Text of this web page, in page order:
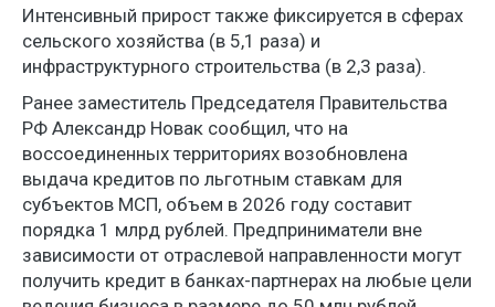
Интенсивный прирост также фиксируется в сферах
сельского хозяйства (в 5,1 раза) и
инфраструктурного строительства (в 2,3 раза).
Ранее заместитель Председателя Правительства
РФ Александр Новак сообщил, что на
воссоединенных территориях возобновлена
выдача кредитов по льготным ставкам для
субъектов МСП, объем в 2026 году составит
порядка 1 млрд рублей. Предприниматели вне
зависимости от отраслевой направленности могут
получить кредит в банках-партнерах на любые цели